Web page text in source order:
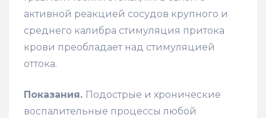
активной реакцией сосудов крупного и
среднего калибра стимуляция притока
крови преобладает над стимуляцией
оттока.
Показания. Подострые и хронические
воспалительные процессы любой